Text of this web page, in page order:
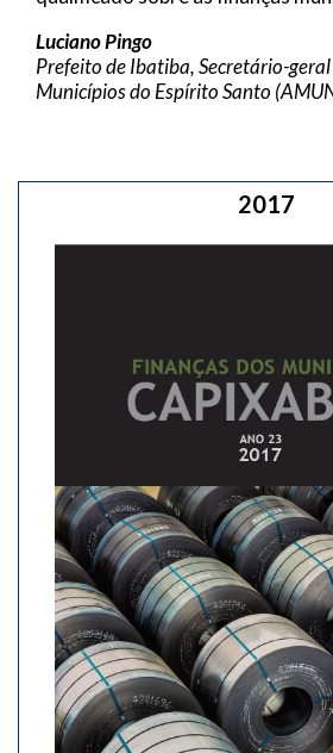
Luciano Pingo
Prefeito de Ibatiba, Secretário-
Municípios do Espírito Santo
2017